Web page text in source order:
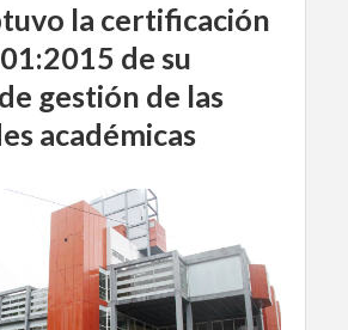
la certificación
de su
gestión de las
académicas